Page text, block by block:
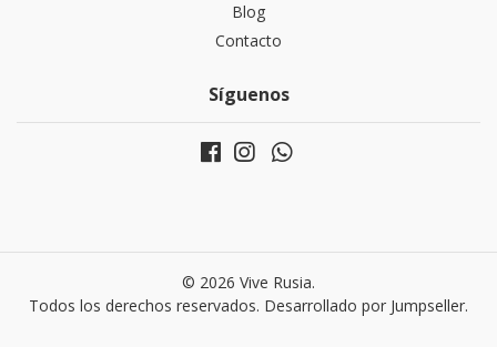
Blog
Contacto
Síguenos
© 2026 Vive Rusia.
Todos los derechos reservados. Desarrollado por Jumpseller.